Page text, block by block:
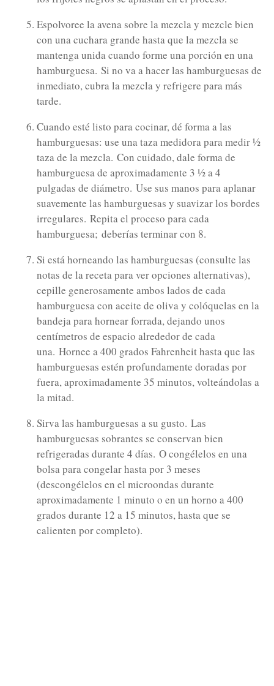
Espolvoree la avena sobre la mezcla y mezcle bien
con una cuchara grande hasta que la mezcla se
mantenga unida cuando forme una porción en una
hamburguesa. Si no va a hacer las hamburguesas de
inmediato, cubra la mezcla y refrigere para más
tarde.
Cuando esté listo para cocinar, dé forma a las
hamburguesas: use una taza medidora para medir ½
taza de la mezcla. Con cuidado, dale forma de
hamburguesa de aproximadamente 3 ½ a 4
pulgadas de diámetro. Use sus manos para aplanar
suavemente las hamburguesas y suavizar los bordes
irregulares. Repita el proceso para cada
hamburguesa; deberías terminar con 8.
Si está horneando las hamburguesas (consulte las
notas de la receta para ver opciones alternativas),
cepille generosamente ambos lados de cada
hamburguesa con aceite de oliva y colóquelas en la
bandeja para hornear forrada, dejando unos
centímetros de espacio alrededor de cada
una. Hornee a 400 grados Fahrenheit hasta que las
hamburguesas estén profundamente doradas por
fuera, aproximadamente 35 minutos, volteándolas a
la mitad.
Sirva las hamburguesas a su gusto. Las
hamburguesas sobrantes se conservan bien
refrigeradas durante 4 días. O congélelos en una
bolsa para congelar hasta por 3 meses
(descongélelos en el microondas durante
aproximadamente 1 minuto o en un horno a 400
grados durante 12 a 15 minutos, hasta que se
calienten por completo).